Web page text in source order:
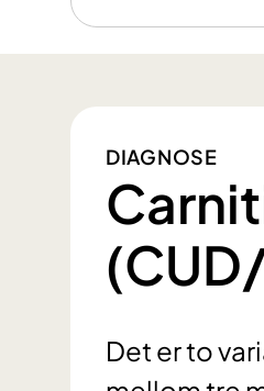
DIAGNOSE
Det er to